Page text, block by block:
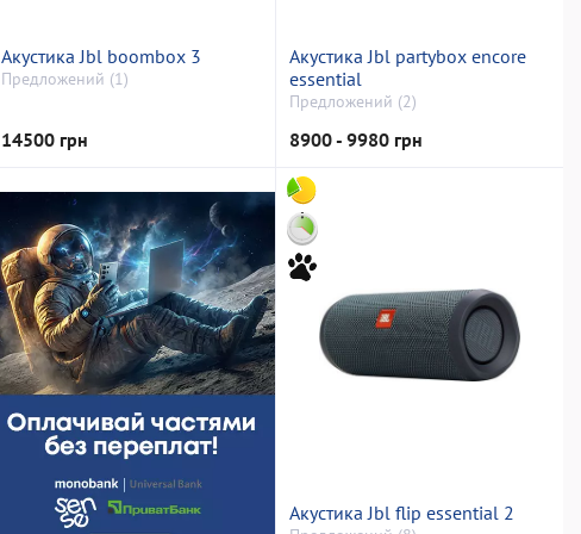
Акустика Jbl boombox 3
Предложений (1)
14500 грн
Акустика Jbl partybox encore
essential
Предложений (2)
8900 - 9980 грн
Акустика Jbl flip essential 2